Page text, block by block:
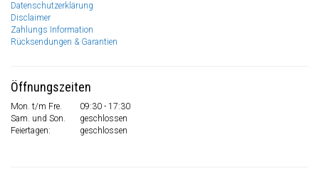
Datenschutzerklärung
Disclaimer
Zahlungs Information
Rücksendungen & Garantien
Öffnungszeiten
Mon. t/m Fre.
09:30 - 17:30
Sam. und Son.
geschlossen
Feiertagen:
geschlossen